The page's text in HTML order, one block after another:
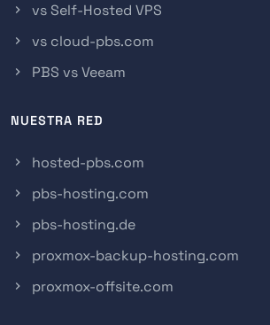
vs Self-Hosted VPS
vs cloud-pbs.com
PBS vs Veeam
NUESTRA RED
hosted-pbs.com
pbs-hosting.com
pbs-hosting.de
proxmox-backup-hosting.com
proxmox-offsite.com